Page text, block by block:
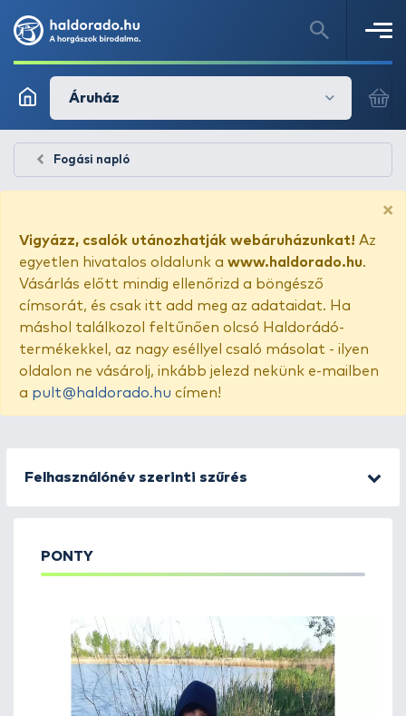
Áruház
Fogási napló
×
Vigyázz, csalók utánozhatják webáruházunkat! Az
egyetlen hivatalos oldalunk a www.haldorado.hu.
Vásárlás előtt mindig ellenőrizd a böngésző
címsorát, és csak itt add meg az adataidat. Ha
máshol találkozol feltűnően olcsó Haldorádó-
termékekkel, az nagy eséllyel csaló másolat - ilyen
oldalon ne vásárolj, inkább jelezd nekünk e-mailben
a pult@haldorado.hu címen!
Felhasználónév szerinti szűrés
PONTY